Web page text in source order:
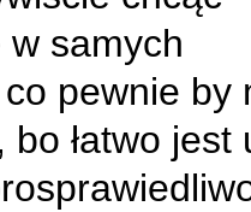
samych
pewnie by
bo łatwo jest